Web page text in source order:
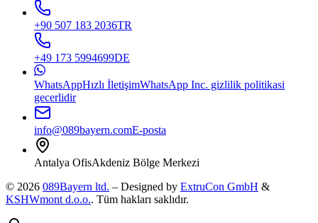
+90 507 183 2036TR
+49 173 5994699DE
WhatsAppHızlı İletişimWhatsApp Inc. gizlilik politikasi
gecerlidir
info@089bayern.comE-posta
Antalya OfisAkdeniz Bölge Merkezi
© 2026 089Bayern ltd. – Designed by ExtruCon GmbH &
KSHWmont d.o.o.. Tüm hakları saklıdır.